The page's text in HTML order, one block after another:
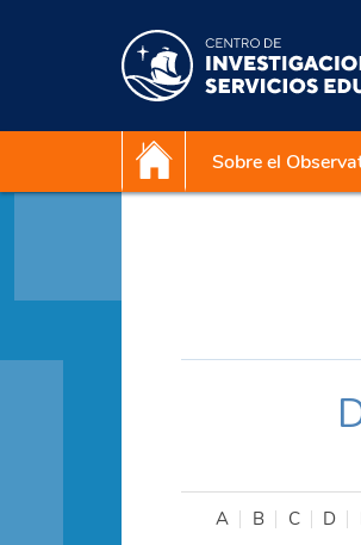
Sobre el
A B C D